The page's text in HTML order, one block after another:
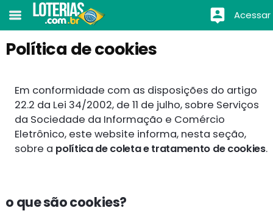
Acessar
Política de cookies
Em conformidade com as disposições do artigo
22.2 da Lei 34/2002, de 11 de julho, sobre Serviços
da Sociedade da Informação e Comércio
Eletrônico, este website informa, nesta seção,
sobre a política de coleta e tratamento de cookies.
o que são cookies?